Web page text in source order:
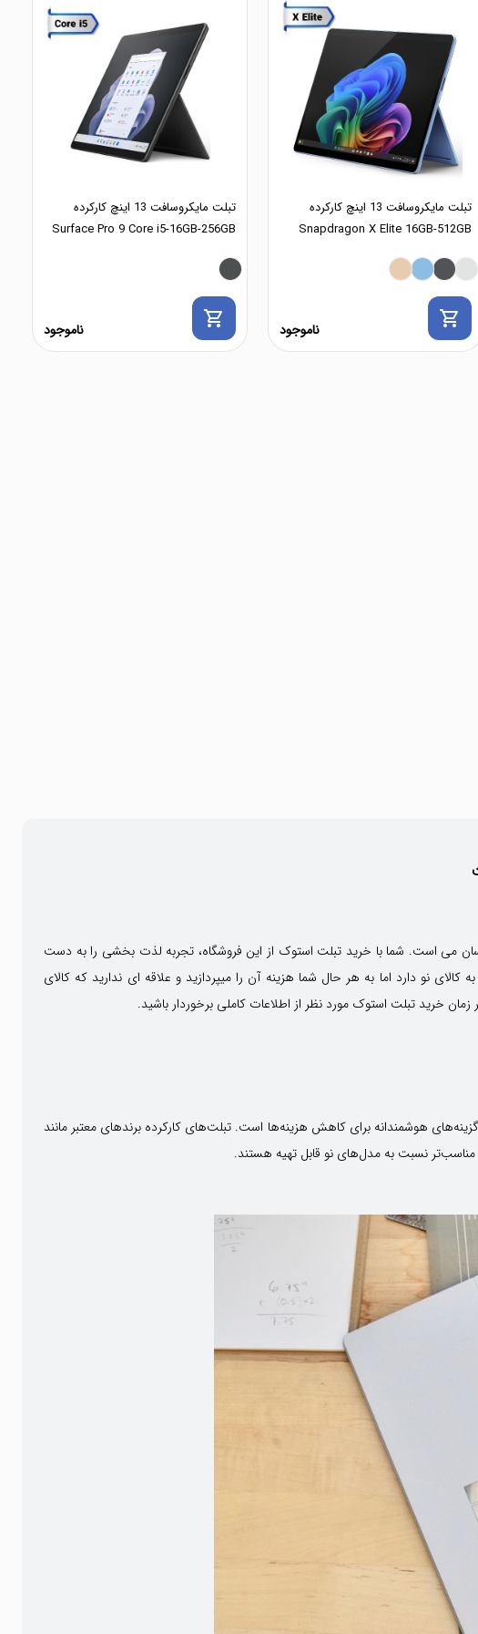
تبلت مایکروسافت 13 اینچ کارکرده
Snapdragon X Elite 16GB-512GB
ناموجود
shopping_cart
تبلت مایکروسافت 13 اینچ کارکرده
Surface Pro 9 Core i5-16GB-256GB
ناموجود
shopping_cart
می است. شما با خرید تبلت استوک از این فروشگاه، تجربه لذت بخشی را به دست
نو دارد اما به هر حال شما هزینه آن را میپردازید و علاقه ای ندارید که کالای
خرید تبلت استوک مورد نظر از اطلاعات کاملی برخوردار باشید.
هوشمندانه برای کاهش هزینه‌ها است. تبلت‌های کارکرده برندهای معتبر مانند